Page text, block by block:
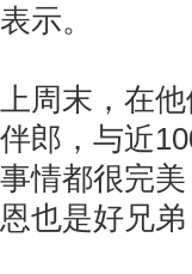
表示。
上周末，在
伴郎，与近
事情都很完
恩也是好兄弟